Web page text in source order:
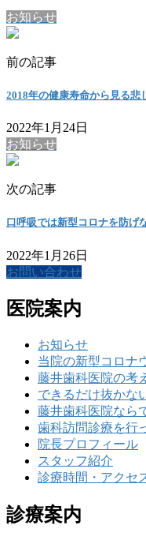
お知らせ
前の記事
2018年の健康寿命から見る悲
2022年1月24日
お知らせ
次の記事
口呼吸では新型コロナを防げ
2022年1月26日
お問い合わせ
医院案内
お知らせ
当院の新型コロナ
藤井歯科医院の考
できるだけ抜かな
藤井歯科医院なら
歯科訪問診療を行
院長プロフィール
スタッフ紹介
診療時間・アクセ
診療案内